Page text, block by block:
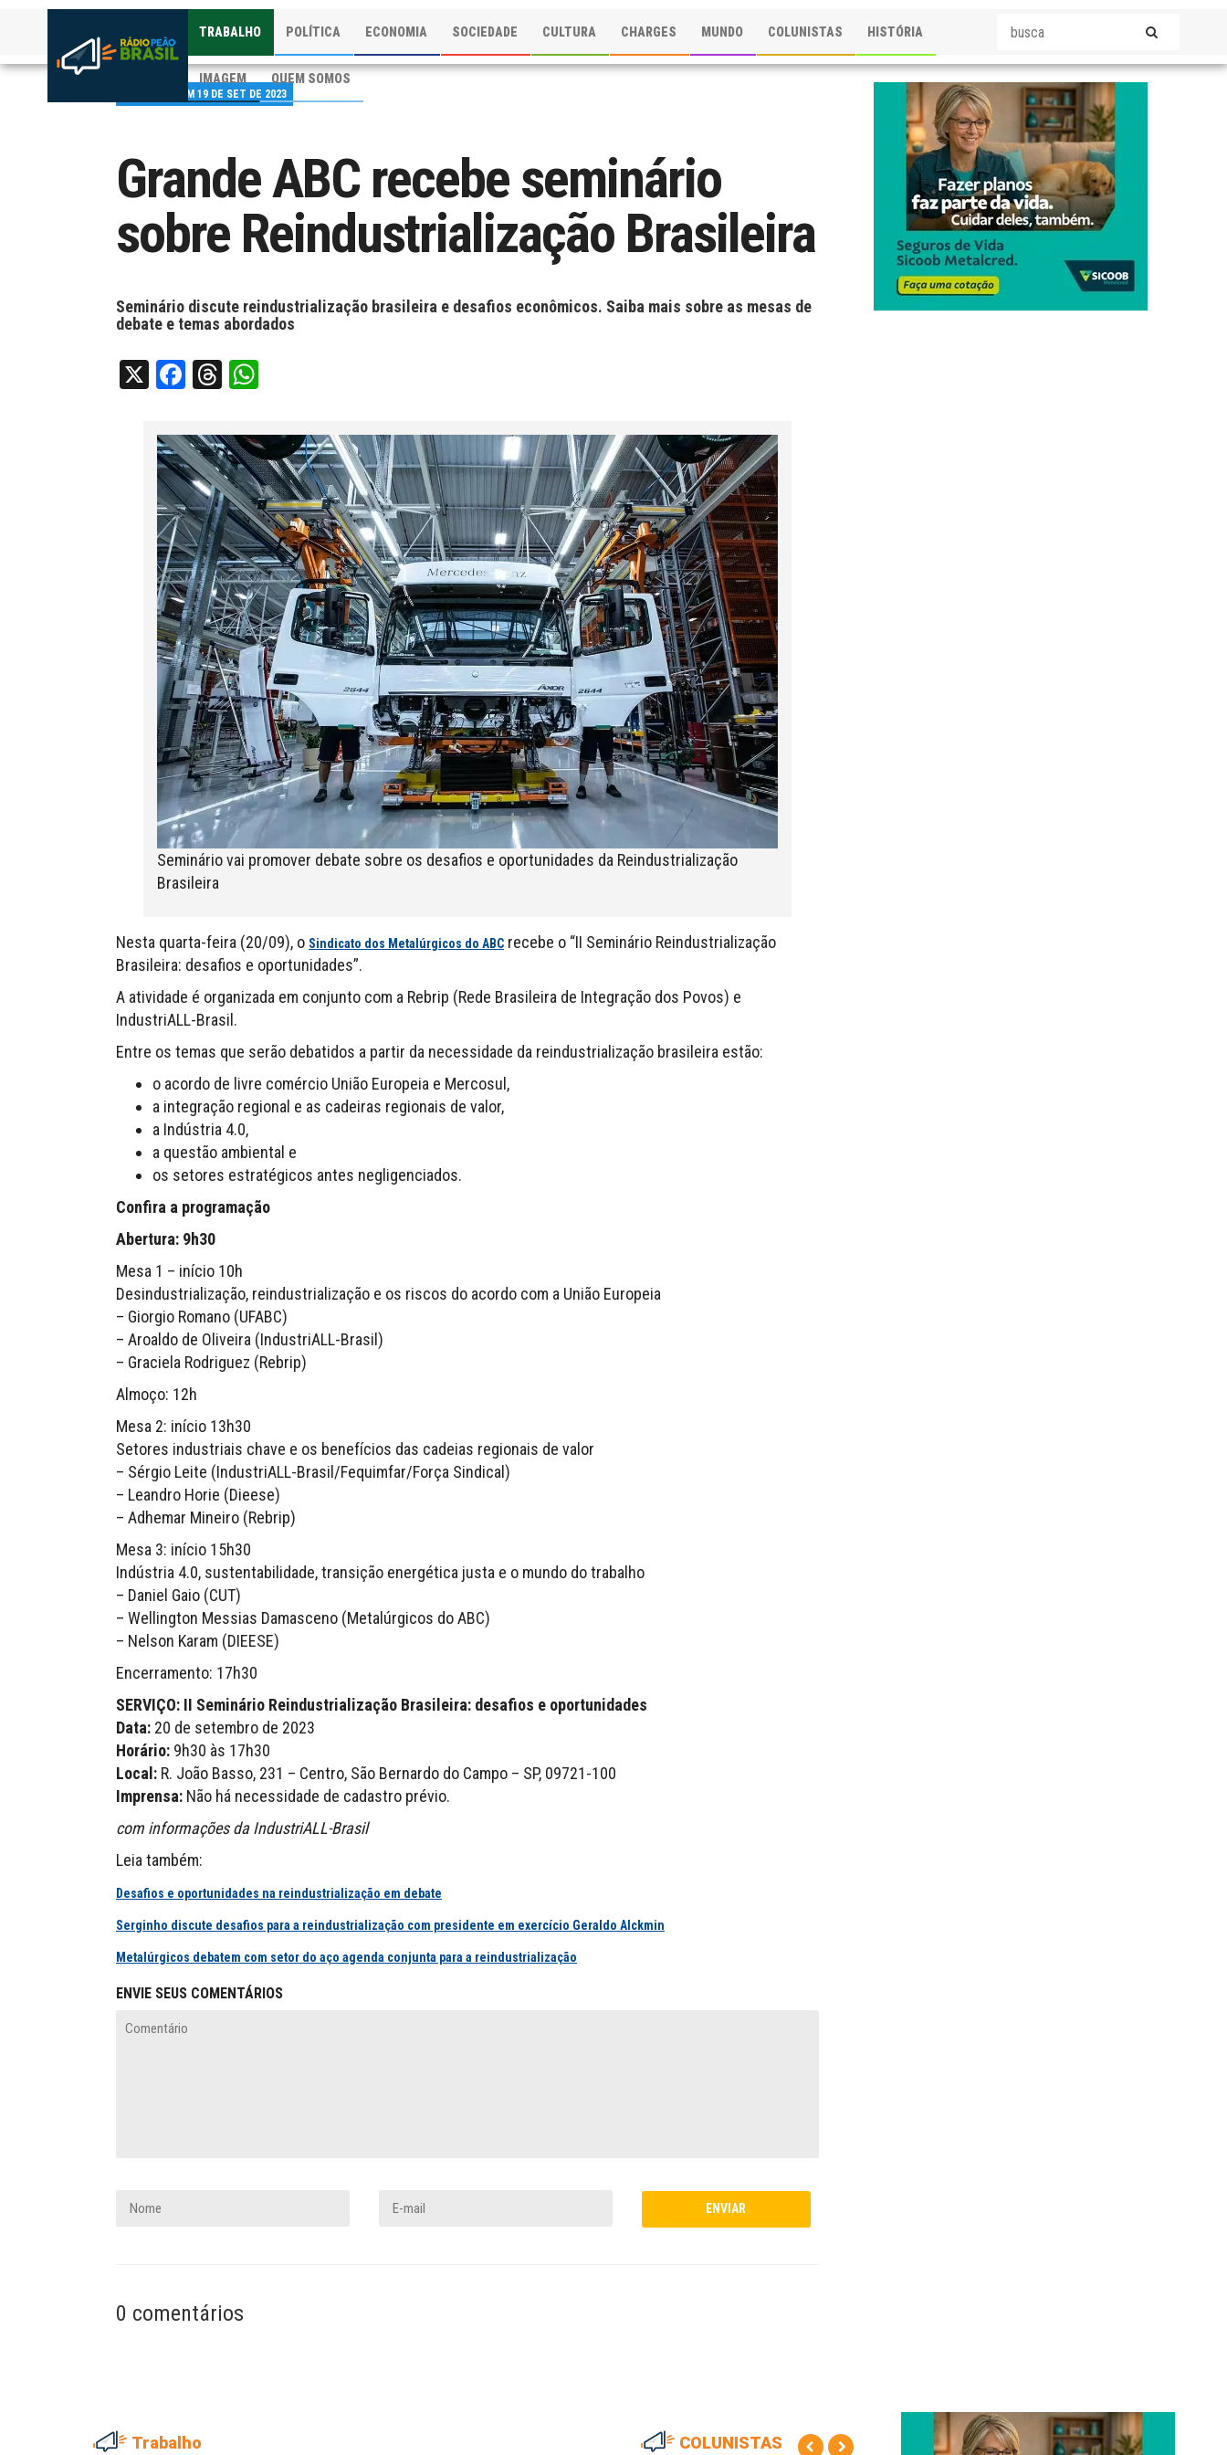
TRABALHO POLÍTICA ECONOMIA SOCIEDADE CULTURA CHARGES MUNDO COLUNISTAS HISTÓRIA
IMAGEM QUEM SOMOS
PUBLICADO EM 19 DE SET DE 2023
Grande ABC recebe seminário
sobre Reindustrialização Brasileira
Seminário discute reindustrialização brasileira e desafios econômicos. Saiba mais sobre as mesas de
debate e temas abordados
X Facebook
Threads
Seminário vai promover debate sobre os desafios e oportunidades da Reindustrialização
Brasileira
Nesta quarta-feira (20/09), o Sindicato dos Metalúrgicos do ABC recebe o “II Seminário Reindustrialização
Brasileira: desafios e oportunidades”.
A atividade é organizada em conjunto com a Rebrip (Rede Brasileira de Integração dos Povos) e
IndustriALL-Brasil.
Entre os temas que serão debatidos a partir da necessidade da reindustrialização brasileira estão:
o acordo de livre comércio União Europeia e Mercosul,
a integração regional e as cadeiras regionais de valor,
a Indústria 4.0,
a questão ambiental e
os setores estratégicos antes negligenciados.
Confira a programação
Abertura: 9h30
Mesa 1 – início 10h
Desindustrialização, reindustrialização e os riscos do acordo com a União Europeia
– Giorgio Romano (UFABC)
– Aroaldo de Oliveira (IndustriALL-Brasil)
– Graciela Rodriguez (Rebrip)
Almoço: 12h
Mesa 2: início 13h30
Setores industriais chave e os benefícios das cadeias regionais de valor
– Sérgio Leite (IndustriALL-Brasil/Fequimfar/Força Sindical)
– Leandro Horie (Dieese)
– Adhemar Mineiro (Rebrip)
Mesa 3: início 15h30
Indústria 4.0, sustentabilidade, transição energética justa e o mundo do trabalho
– Daniel Gaio (CUT)
– Wellington Messias Damasceno (Metalúrgicos do ABC)
– Nelson Karam (DIEESE)
Encerramento: 17h30
SERVIÇO: II Seminário Reindustrialização Brasileira: desafios e oportunidades
Data: 20 de setembro de 2023
Horário: 9h30 às 17h30
Local: R. João Basso, 231 – Centro, São Bernardo do Campo – SP, 09721-100
Imprensa: Não há necessidade de cadastro prévio.
com informações da IndustriALL-Brasil
Leia também:
Desafios e oportunidades na reindustrialização em debate
Serginho discute desafios para a reindustrialização com presidente em exercício Geraldo Alckmin
Metalúrgicos debatem com setor do aço agenda conjunta para a reindustrialização
ENVIE SEUS COMENTÁRIOS
0 comentários
Trabalho COLUNISTAS